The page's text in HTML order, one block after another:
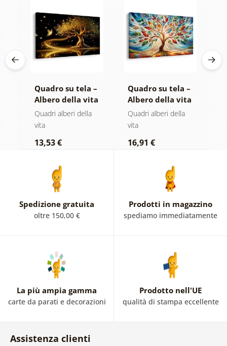
Quadro su tela –
Albero della vita
magia dorata
Quadri alberi della
vita
13,53 €
Quadro su tela –
Albero della vita
in vetrata
colorata
Quadri alberi della
vita
16,91 €
Spedizione gratuita
oltre 150,00 €
Prodotti in magazzino
spediamo immediatamente
La più ampia gamma
carte da parati e decorazioni
Prodotto nell'UE
qualità di stampa eccellente
Assistenza clienti